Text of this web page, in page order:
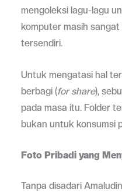
mengoleksi lagu-lagu
komputer masih
tersendiri.
Untuk mengatasi hal
berbagi (for share),
pada masa itu. Folder
bukan untuk konsumsi
Foto Pribadi yang
Tanpa disadari